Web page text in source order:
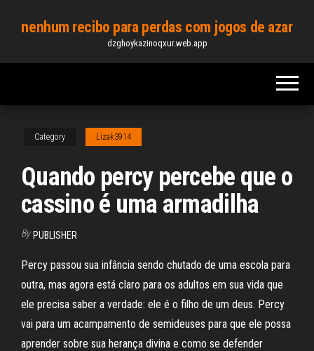
content
nenhum recibo para perdas com jogos de azar
dzghoykazinoqxur.web.app
Category Lizak3914
Quando percy percebe que o
cassino é uma armadilha
By PUBLISHER
Percy passou sua infância sendo chutado de uma escola para
outra, mas agora está claro para os adultos em sua vida que
ele precisa saber a verdade: ele é o filho de um deus. Percy
vai para um acampamento de semideuses para que ele possa
aprender sobre sua herança divina e como se defender